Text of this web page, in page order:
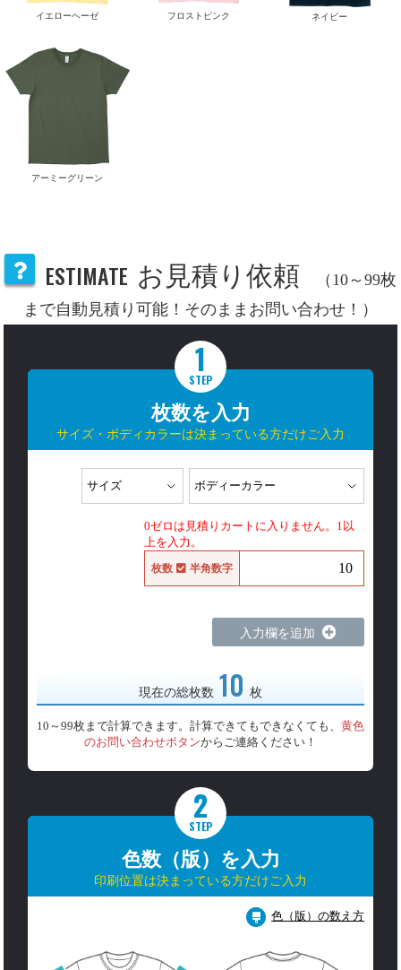
イエローヘーゼ フロストピンク ネイビー
アーミーグリーン
ESTIMATE お見積り依頼
（10～99枚
まで自動見積り可能！そのままお問い合わせ！）
1
STEP
枚数を入力
サイズ・ボディカラーは決まっている方だけご入力
0ゼロは見積りカートに入りません。1以
上を入力。
枚数 半角数字
入力欄を追加
現在の総枚数 10 枚
10～99枚まで計算できます。計算できてもできなくても、 黄色
のお問い合わせボタンからご連絡ください！
2
STEP
色数（版）を入力
印刷位置は決まっている方だけご入力
色（版）の数え方